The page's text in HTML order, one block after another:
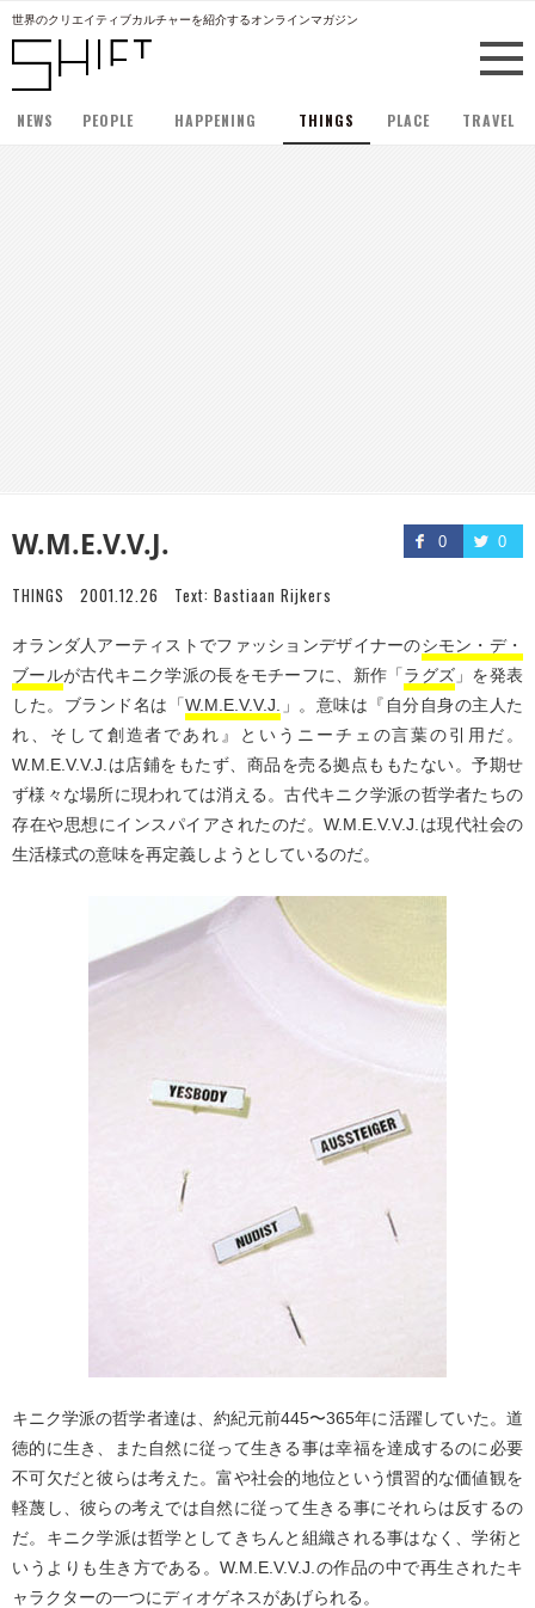
世界のクリエイティブカルチャーを紹介するオンラインマガジン
NEWS PEOPLE HAPPENING THINGS PLACE TRAVEL
0 0
W.M.E.V.V.J.
THINGS 2001.12.26 Text: Bastiaan Rijkers
オランダ人アーティストでファッションデザイナーのシモン・デ・
ブールが古代キニク学派の長をモチーフに、新作「ラグズ 」を発表
した。ブランド名は「W.M.E.V.V.J.
」。意味は『自分自身の主人た
れ、そして創造者であれ』というニーチェの言葉の引用だ。
W.M.E.V.V.J.は店鋪をもたず、商品を売る拠点ももたない。予期せ
ず様々な場所に現われては消える。古代キニク学派の哲学者たちの
存在や思想にインスパイアされたのだ。W.M.E.V.V.J.は現代社会の
生活様式の意味を再定義しようとしているのだ。
キニク学派の哲学者達は、約紀元前445〜365年に活躍していた。道
徳的に生き、また自然に従って生きる事は幸福を達成するのに必要
不可欠だと彼らは考えた。富や社会的地位という慣習的な価値観を
軽蔑し、彼らの考えでは自然に従って生きる事にそれらは反するの
だ。キニク学派は哲学としてきちんと組織される事はなく、学術と
いうよりも生き方である。W.M.E.V.V.J.の作品の中で再生されたキ
ャラクターの一つにディオゲネスがあげられる。